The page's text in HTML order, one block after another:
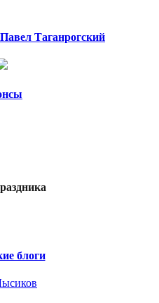
Таганрогский
блоги